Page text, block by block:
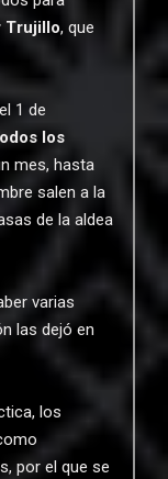
Trujillo, que
1 de
los
mes, hasta
salen a la
de la aldea
varias
las dejó en
los
por el que se